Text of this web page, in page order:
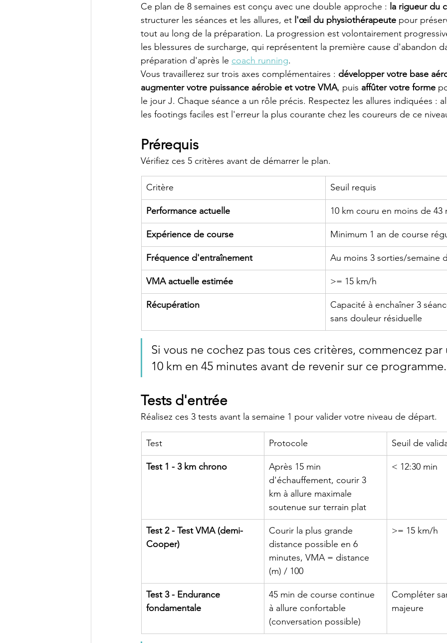
Ce plan de 8 semaines est conçu avec une double approche : la rigueur du
structurer les séances et les allures, et l'œil du physiothérapeute pour
tout au long de la préparation. La progression est volontairement
les blessures de surcharge, qui représentent la première cause d'abandon
préparation d'après le coach running.
Vous travaillerez sur trois axes complémentaires : développer votre base
augmenter votre puissance aérobie et votre VMA, puis affûter votre forme
le jour J. Chaque séance a un rôle précis. Respectez les allures indiquées :
les footings faciles est l'erreur la plus courante chez les coureurs de ce
Prérequis
Vérifiez ces 5 critères avant de démarrer le plan.
Critère Seuil requis
Performance actuelle 10 km couru en moins de 43
Expérience de course Minimum 1 an de course
Fréquence d'entraînement Au moins 3 sorties/semaine
VMA actuelle estimée >= 15 km/h
Récupération
Capacité à enchaîner 3
sans douleur résiduelle
Si vous ne cochez pas tous ces critères, commencez par
10 km en 45 minutes avant de revenir sur ce programme.
Tests d'entrée
Réalisez ces 3 tests avant la semaine 1 pour valider votre niveau de départ.
Test Protocole Seuil de
Test 1 - 3 km chrono
Après 15 min
d'échauffement, courir 3
km à allure maximale
soutenue sur terrain plat
< 12:30 min
Test 2 - Test VMA (demi-
Cooper)
Courir la plus grande
distance possible en 6
minutes, VMA = distance
(m) / 100
>= 15 km/h
Test 3 - Endurance
fondamentale
45 min de course continue
à allure confortable
(conversation possible)
Compléter
majeure